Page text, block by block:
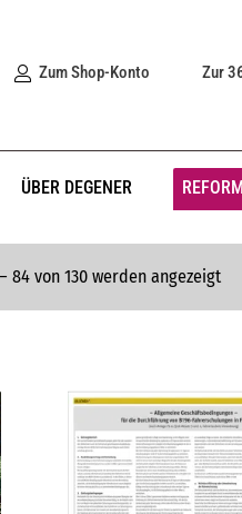
Zum Shop-Konto Zur
ÜBER DEGENER
84 von 130 werden angezeigt